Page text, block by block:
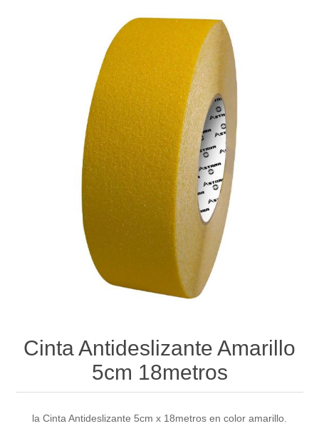
Cinta Antideslizante Amarillo
5cm 18metros
la Cinta Antideslizante 5cm x 18metros en color amarillo.